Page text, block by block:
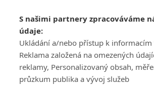
Šéfredaktorkou webu jePetr Slavík, e-mail
Máte-li zájem o inzerci na našem webu
studio@koncal.com
Ochrana osobních údajů|Zásady používání
Upravit nastavení
S našimi partnery zpracováváme
údaje:
Ukládání a/nebo přístup k informacím
Reklama založená na omezených
reklamy, Personalizovaný obsah,
průzkum publika a vývoj služeb